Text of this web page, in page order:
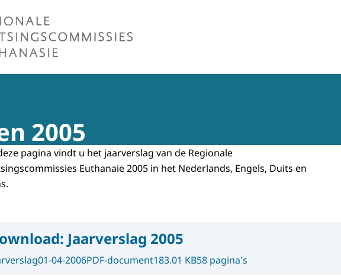
2005
pagina vindt u het jaarverslag van de Regionale
Euthanaie 2005 in het Nederlands, Engels, Duits en
Jaarverslag 2005
01-04-2006PDF-document183.01 KB58 pagina's